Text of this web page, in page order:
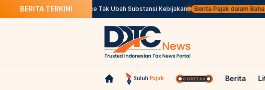
BERITA TERKINI
Pajak Marketplace Tak Ubah Substansi Kebijakan Berita Pajak dalam Bahasa
Berita